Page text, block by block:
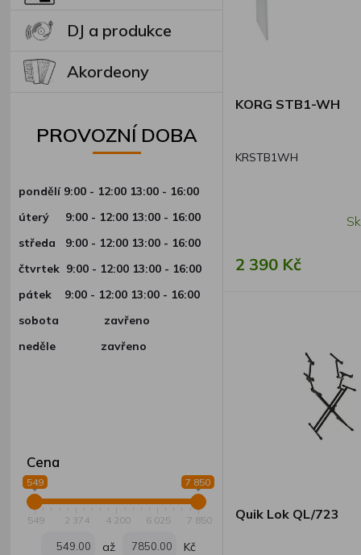
DJ a produkce
Akordeony
PROVOZNÍ DOBA
pondělí 9:00 - 12:00 13:00 - 16:00
úterý 9:00 - 12:00 13:00 - 16:00
středa 9:00 - 12:00 13:00 - 16:00
čtvrtek 9:00 - 12:00 13:00 - 16:00
pátek 9:00 - 12:00 13:00 - 16:00
sobota zavřeno
neděle zavřeno
Cena
549 7 850
549 2 374 4 200 6 025 7 850
až Kč
KORG STB1-WH
KRSTB1WH
2 390 Kč
Quik Lok QL/723